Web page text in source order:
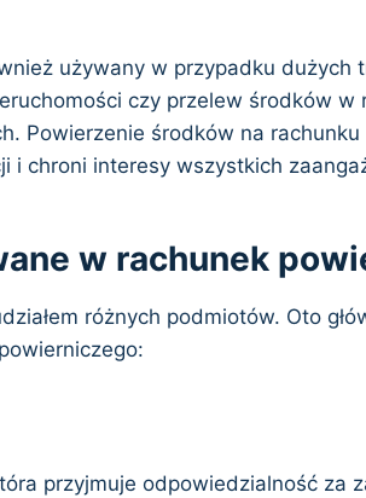
używany w przypadku dużych
czy przelew środków w
Powierzenie środków na
i chroni interesy wszystkich
w rachunek
różnych podmiotów. Oto
przyjmuje odpowiedzialność za